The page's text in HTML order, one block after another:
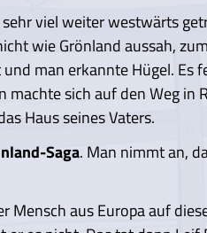
viel weiter westwärts
wie Grönland aussah,
man erkannte Hügel. Es
sich auf den Weg in
Haus seines Vaters.
Saga. Man nimmt an,
Mensch aus Europa auf